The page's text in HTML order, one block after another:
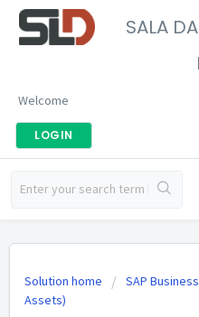
SALA
Welcome
LOGIN
Solution home SAP
Assets)